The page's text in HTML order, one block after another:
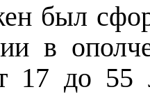
был
в
17 до 55